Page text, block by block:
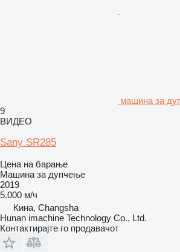
машина за
9
ВИДЕО
Sany SR285
Цена на барање
Машина за дупчење
2019
5.000 м/ч
Кина, Changsha
Hunan imachine Technology Co., Ltd.
Контактирајте го продавачот